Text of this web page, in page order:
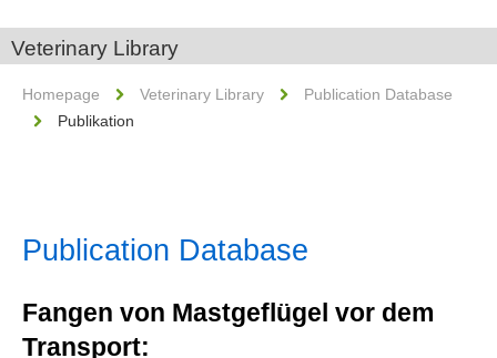
Veterinary Library
Homepage Veterinary Library
Publication Database
Publikation
Publication Database
Fangen von Mastgeflügel vor dem
Transport: